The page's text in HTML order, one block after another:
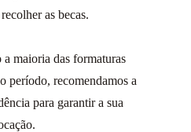
as becas.
maioria das formaturas
período, recomendamos a
para garantir a sua